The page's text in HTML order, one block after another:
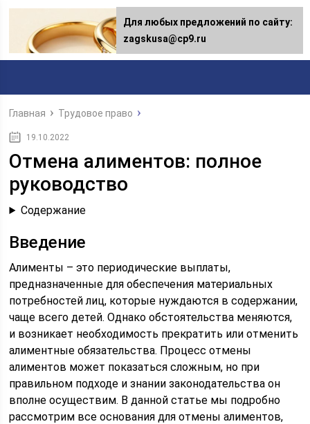
Главная Трудовое право
19.10.2022
Отмена алиментов: полное
руководство
Содержание
Введение
Алименты – это периодические выплаты,
предназначенные для обеспечения материальных
потребностей лиц, которые нуждаются в содержании,
чаще всего детей. Однако обстоятельства меняются,
и возникает необходимость прекратить или отменить
алиментные обязательства. Процесс отмены
алиментов может показаться сложным, но при
правильном подходе и знании законодательства он
вполне осуществим. В данной статье мы подробно
рассмотрим все основания для отмены алиментов,
Для любых предложений по сайту:
[email protected]
Для любых предложений по сайту:
zagskusa@cp9.ru